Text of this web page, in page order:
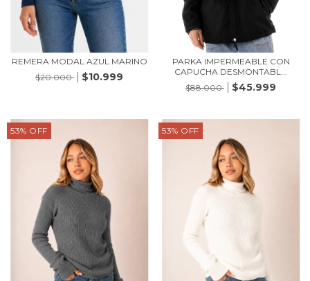
REMERA MODAL AZUL MARINO
$20.000
$10.999
PARKA IMPERMEABLE CON
CAPUCHA DESMONTABL...
$88.000
$45.999
53% OFF 53% OFF